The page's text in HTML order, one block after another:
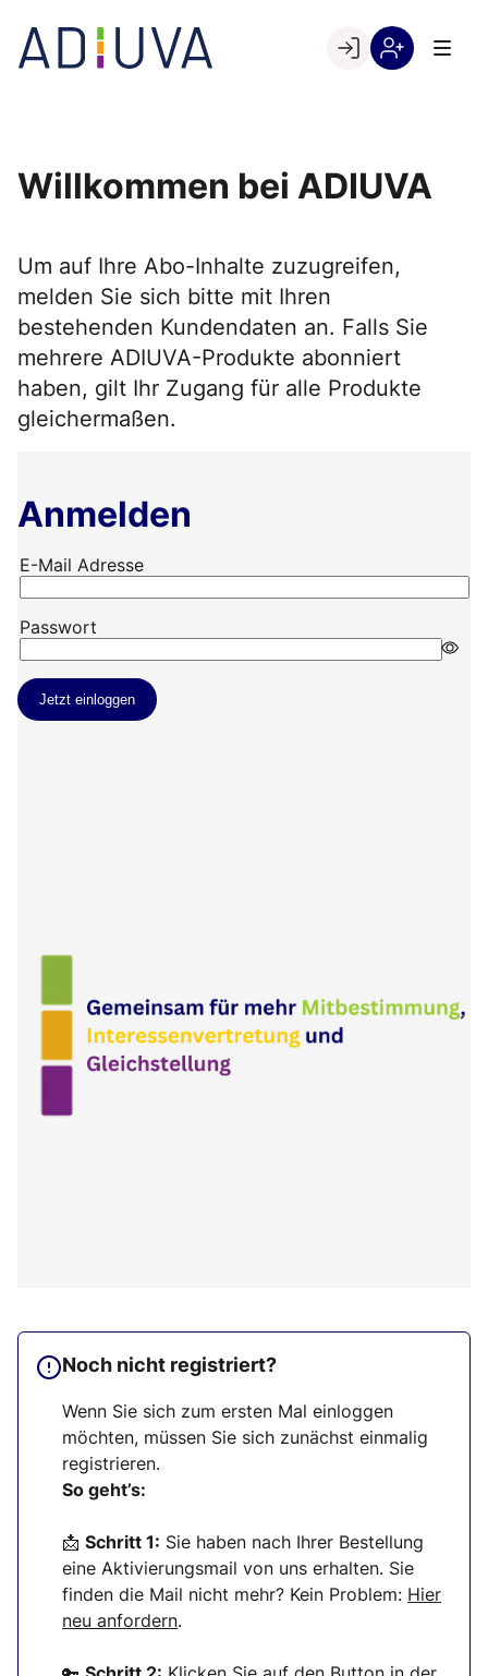
content
Go to landing page.
Willkommen bei ADIUVA
Um auf Ihre Abo-Inhalte zuzugreifen,
melden Sie sich bitte mit Ihren
bestehenden Kundendaten an. Falls Sie
mehrere ADIUVA-Produkte abonniert
haben, gilt Ihr Zugang für alle Produkte
gleichermaßen.
Anmelden
Noch nicht registriert?
Wenn Sie sich zum ersten Mal einloggen
möchten, müssen Sie sich zunächst einmalig
registrieren.
So geht’s:
📩 Schritt 1: Sie haben nach Ihrer Bestellung
eine Aktivierungsmail von uns erhalten. Sie
finden die Mail nicht mehr? Kein Problem: Hier
neu anfordern.